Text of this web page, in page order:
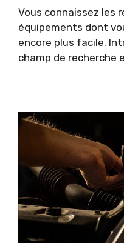
Vous connaissez les
équipements dont
encore plus facile.
champ de recherche